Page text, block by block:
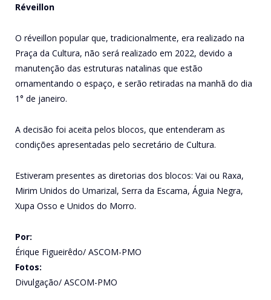
Réveillon
O réveillon popular que, tradicionalmente, era realizado na
Praça da Cultura, não será realizado em 2022, devido a
manutenção das estruturas natalinas que estão
ornamentando o espaço, e serão retiradas na manhã do dia
1° de janeiro.
A decisão foi aceita pelos blocos, que entenderam as
condições apresentadas pelo secretário de Cultura.
Estiveram presentes as diretorias dos blocos: Vai ou Raxa,
Mirim Unidos do Umarizal, Serra da Escama, Águia Negra,
Xupa Osso e Unidos do Morro.
Por:
Érique Figueirêdo/ ASCOM-PMO
Fotos:
Divulgação/ ASCOM-PMO